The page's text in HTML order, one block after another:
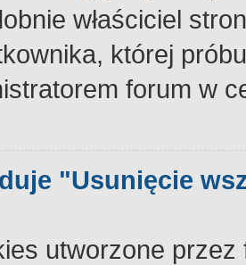
właściciel
której
forum w
"Usunięcie
utworzone